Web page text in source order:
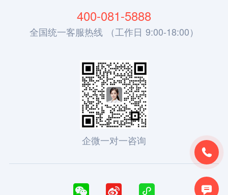


400-081-5888
全国统一客服热线 （工作日 9:00-18:00）
企微一对一咨询
  